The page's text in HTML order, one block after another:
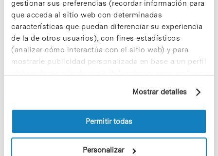
gestionar sus preferencias (recordar información para
que acceda al sitio web con determinadas
características que puedan diferenciar su experiencia
de la de otros usuarios), con fines estadísticos
(analizar cómo interactúa con el sitio web) y para
mostrarle publicidad personalizada en base a un perfil
elaborado a partir de sus hábitos de navegación (por
información sobre las cookies puede consultar
la Política de cookies del sitio web.
Mostrar detalles
Permitir todas
Personalizar
suscrita por los accionistas de Crystax,
que aportarán sus acciones y
conseguirán también el 5,7% del capital
de la biotec compradora La operación
garantiza el empleo de toda la plantilla
de I+D de Crystax y consolida a la
nueva compañía resultante –valorada
en unos 55 millones de euros–, como
uno de los grupos más potentes en
desarrollo de nuevos fármacos en
neurodegenerativas de España, con una
plantilla de 80 investigadores.